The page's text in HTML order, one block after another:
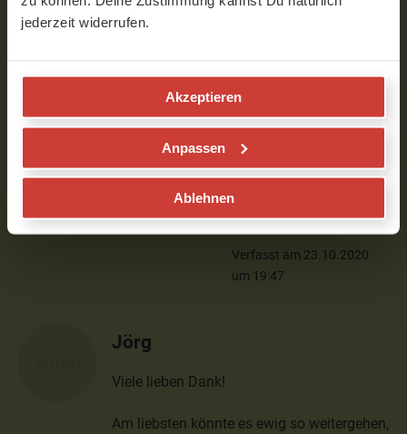
jederzeit widerrufen.
Akzeptieren
Anpassen
Ablehnen
Grüße, Sabine
Helga
Verstehe liebe Sabine,
sehr. 'Leicht' hört sich in
jedem Falle sehr gut an :
Verfasst am 23.10.2020
um 19:47
Jörg
Viele lieben Dank!
Am liebsten könnte es ewig so weitergehen,